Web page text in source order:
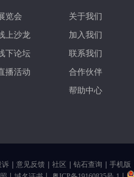
览会
上沙龙
下论坛
播活动
关于我们
加入我们
联系我们
合作伙伴
帮助中心
诉 意见反馈 社区 钻石查询 手机版